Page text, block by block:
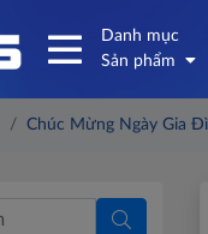
Danh mục
Sản phẩm
Chúc Mừng Ngày Gia